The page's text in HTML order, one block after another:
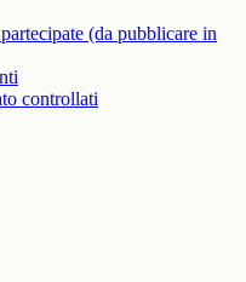
(da pubblicare in
controllati